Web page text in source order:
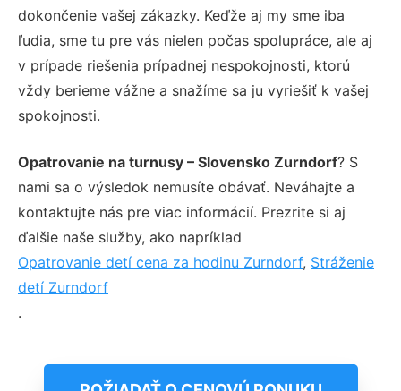
dokončenie vašej zákazky. Keďže aj my sme iba
ľudia, sme tu pre vás nielen počas spolupráce, ale aj
v prípade riešenia prípadnej nespokojnosti, ktorú
vždy berieme vážne a snažíme sa ju vyriešiť k vašej
spokojnosti.
Opatrovanie na turnusy – Slovensko Zurndorf? S
nami sa o výsledok nemusíte obávať. Neváhajte a
kontaktujte nás pre viac informácií. Prezrite si aj
ďalšie naše služby, ako napríklad
Opatrovanie detí cena za hodinu Zurndorf, Stráženie
detí Zurndorf
.